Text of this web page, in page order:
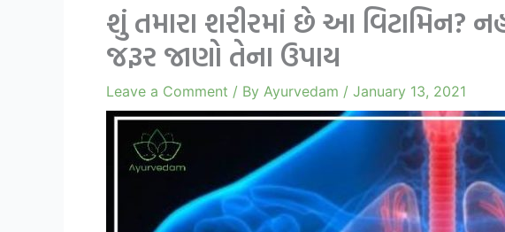
શું તમારા શરીરમાં છે આ વિટામિન?
જરૂર જાણો તેના ઉપાય
Leave a Comment / By Ayurvedam / January 13, 2021